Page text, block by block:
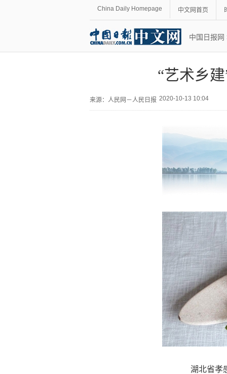
China Daily Homepage 中文网首页
中国日报网
“艺术乡
来源： 人民网－人民日报 2020-10-13 10:04
湖北省孝感